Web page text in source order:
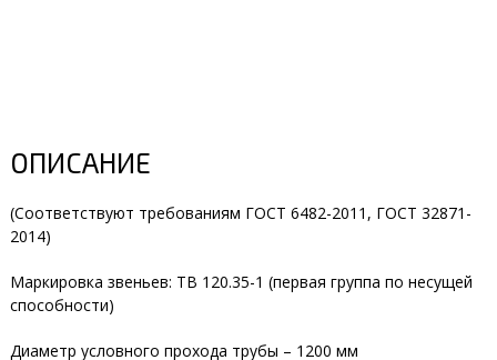
ОПИСАНИЕ
(Соответствуют требованиям ГОСТ 6482-2011, ГОСТ 32871-
2014)
Маркировка звеньев: ТВ 120.35-1 (первая группа по несущей
способности)
Диаметр условного прохода трубы – 1200 мм